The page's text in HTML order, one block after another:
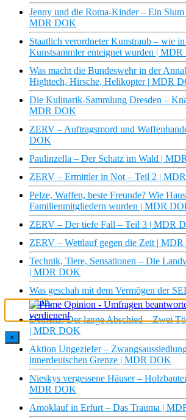
Jenny und die Roma-Kinder – Ein
MDR DOK
Staatlich verordneter Kunstraub – wie
Kunstsammler enteignet wurden |
Was macht die Bundeswehr in der
Hightech, Hirsche, Helikopter | MDR
Die Kulinarik-Sammlung Dresden –
MDR DOK
ZERV – Auftragsmord und
DOK
Paulinzella – Der Schatz im Wald |
ZERV – Ermittler in Not – Teil 2 |
Pelze, Waffen, beste Freunde? Wie
Familienmitgliedern wurden | MDR
ZERV – Der tiefe Fall – Teil 3 | MDR
ZERV – Wettlauf gegen die Zeit |
Technik, Tiere, Sensationen – Die
| MDR DOK
Was geschah mit dem Vermögen der
DOK
Demenz: Der lange Abschied – Zwei
| MDR DOK
Aktion Ungeziefer –
innerdeutschen Grenze | MDR DOK
Nieskys vergessene Häuser –
MDR DOK
Amoklauf in Erfurt – Das Trauma |
×